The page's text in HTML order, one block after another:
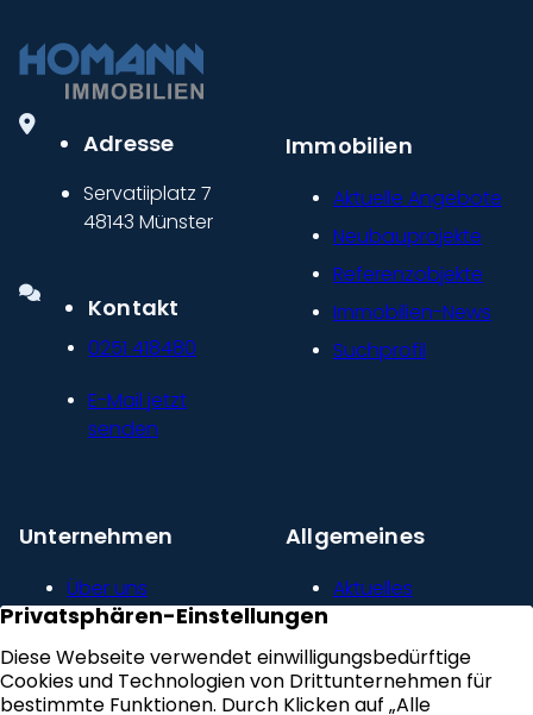
Adresse
Servatiiplatz 7
48143 Münster
Kontakt
0251 418480
E-Mail jetzt
senden
Immobilien
Aktuelle Angebote
Neubauprojekte
Referenzobjekte
Immobilien-News
Suchprofil
Unternehmen
Über uns
Unser Leitbild
Presse und
Newsroom
Allgemeines
Aktuelles
Impressum
Datenschutz